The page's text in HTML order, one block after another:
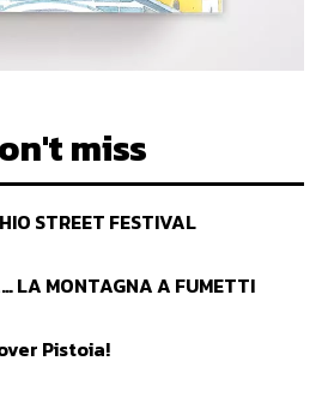
miss
STREET FESTIVAL
LA MONTAGNA A FUMETTI
Pistoia!